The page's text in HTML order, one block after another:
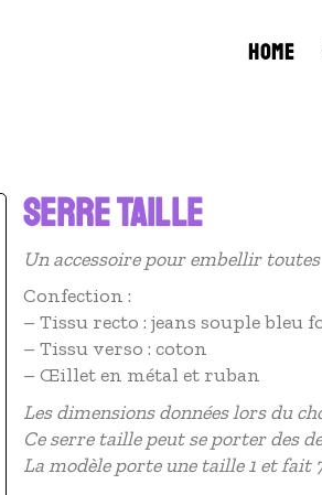
HOME
SERRE TAILLE
Un accessoire pour embellir
Confection :
– Tissu recto : jeans souple bleu
– Tissu verso : coton
– Œillet en métal et ruban
Les dimensions données lors du
Ce serre taille peut se porter des
La modèle porte une taille 1 et fait